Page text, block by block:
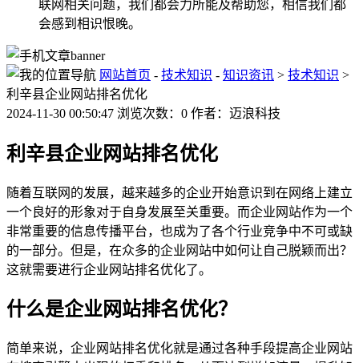
联网相关问题，我们都会力所能及帮助您，相信我们都
会感到相识恨晚。
网站首页 - 技术知识 - 知识资讯 > 技术知识 >
利辛县企业网站排名优化
2024-11-30 00:50:47 浏览次数：0 作者：迈浪科技
利辛县企业网站排名优化
随着互联网的发展，越来越多的企业开始意识到在网络上建立
一个良好的形象对于自身发展至关重要。而企业网站作为一个
非常重要的信息传播平台，也成为了各个行业竞争中不可或缺
的一部分。但是，在众多的企业网站中如何让自己脱颖而出？
这就需要进行企业网站排名优化了。
什么是企业网站排名优化？
简单来说，企业网站排名优化就是通过各种手段提高企业网站